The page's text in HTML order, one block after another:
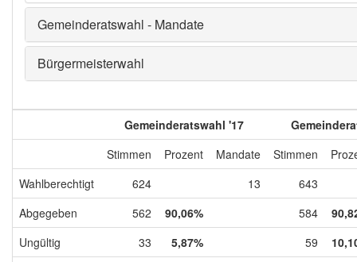
Gemeinderatswahl - Mandate
Bürgermeisterwahl
Gemeinderatswahl '17
Stimmen
Prozent Mandate Stimmen
Wahlberechtigt
624 13
643
Abgegeben
562 90,06% 584
Ungültig
33 5,87% 59